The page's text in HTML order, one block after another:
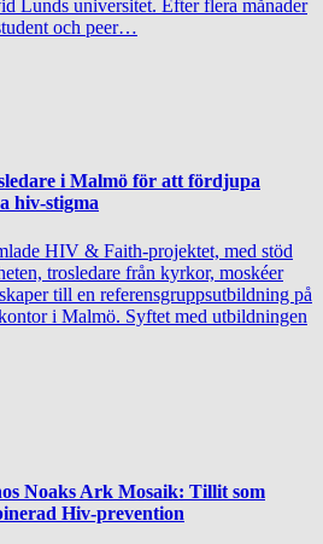
Lunds universitet. Efter flera månader
och peer…
i Malmö för att fördjupa
hiv‑stigma
HIV & Faith‑projektet, med stöd
trosledare från kyrkor, moskéer
till en referensgruppsutbildning på
i Malmö. Syftet med utbildningen
Noaks Ark Mosaik: Tillit som
Hiv‑prevention